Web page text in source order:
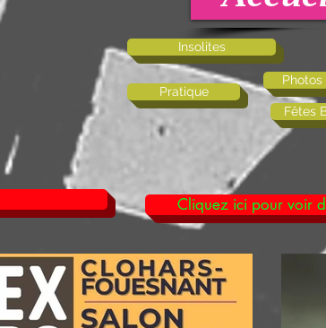
Insolites
Pratique
Fêtes
Cliquez ici pour voir